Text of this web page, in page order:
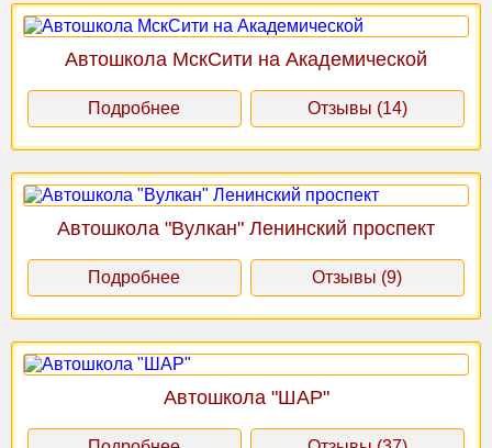
Автошкола МскСити на Академической
Подробнее Отзывы (14)
Автошкола "Вулкан" Ленинский проспект
Подробнее Отзывы (9)
Автошкола "ШАР"